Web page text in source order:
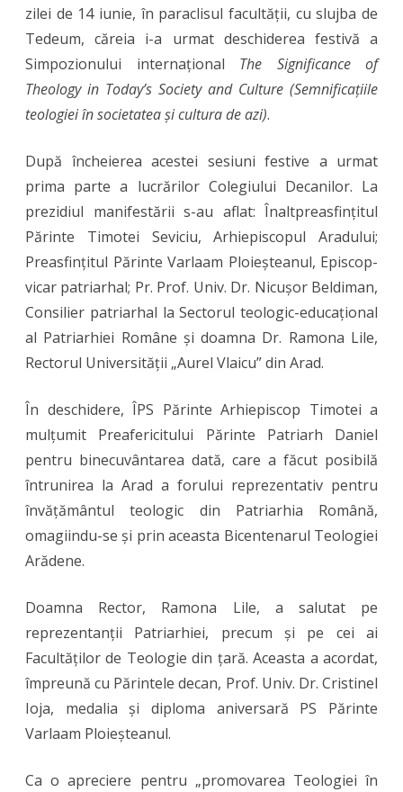
la
Arad
zilei de 14 iunie, în paraclisul facultății, cu slujba de
Tedeum, căreia i-a urmat deschiderea festivă a
Simpozionului internațional The Significance of
Theology in Today’s Society and Culture (Semnificațiile
teologiei în societatea și cultura de azi).
După încheierea acestei sesiuni festive a urmat
prima parte a lucrărilor Colegiului Decanilor. La
prezidiul manifestării s-au aflat: Înaltpreasfințitul
Părinte Timotei Seviciu, Arhiepiscopul Aradului;
Preasfințitul Părinte Varlaam Ploieșteanul, Episcop-
vicar patriarhal; Pr. Prof. Univ. Dr. Nicușor Beldiman,
Consilier patriarhal la Sectorul teologic-educațional
al Patriarhiei Române și doamna Dr. Ramona Lile,
Rectorul Universității „Aurel Vlaicu” din Arad.
În deschidere, ÎPS Părinte Arhiepiscop Timotei a
mulțumit Preafericitului Părinte Patriarh Daniel
pentru binecuvântarea dată, care a făcut posibilă
întrunirea la Arad a forului reprezentativ pentru
învățământul teologic din Patriarhia Română,
omagiindu-se și prin aceasta Bicentenarul Teologiei
Arădene.
Doamna Rector, Ramona Lile, a salutat pe
reprezentanții Patriarhiei, precum și pe cei ai
Facultăților de Teologie din țară. Aceasta a acordat,
împreună cu Părintele decan, Prof. Univ. Dr. Cristinel
Ioja, medalia și diploma aniversară PS Părinte
Varlaam Ploieșteanul.
Ca o apreciere pentru „promovarea Teologiei în